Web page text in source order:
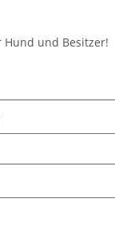
und Besitzer!